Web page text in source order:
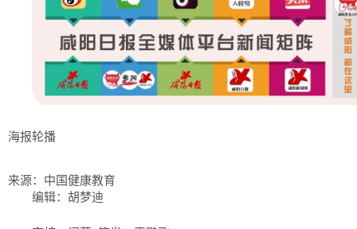
海报轮播
来源：中国健康教育
编辑：胡梦迪